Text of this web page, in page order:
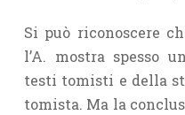
Si può riconoscere
l’A. mostra spesso
testi tomisti e della
tomista. Ma la